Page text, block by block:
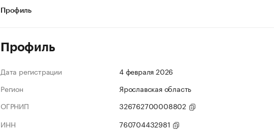
Профиль
Профиль
Дата регистрации
4 февраля 2026
Регион
Ярославская область
ОГРНИП
326762700008802
ИНН
760704432981